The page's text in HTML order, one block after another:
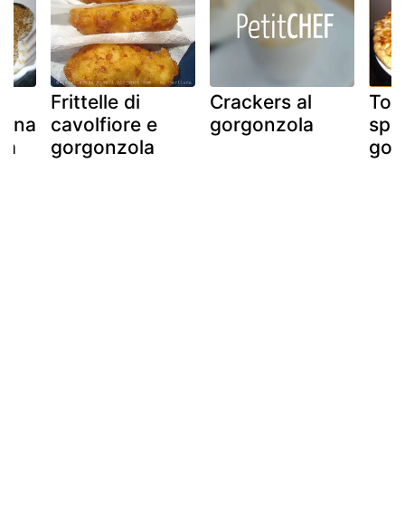
Frittelle di
cavolfiore e
gorgonzola
Crackers al
gorgonzola